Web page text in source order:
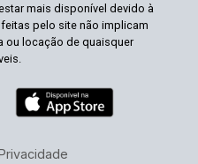
mais disponível devido à
pelo site não implicam
ou locação de quaisquer